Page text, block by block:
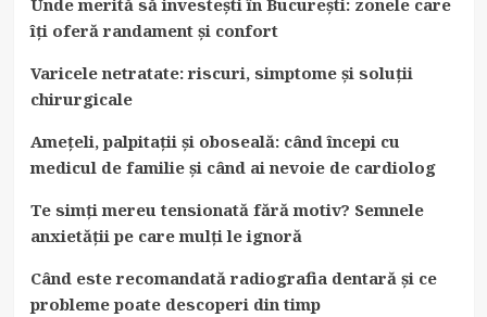
Unde merită să investești în București: zonele care
îți oferă randament și confort
Varicele netratate: riscuri, simptome și soluții
chirurgicale
Amețeli, palpitații și oboseală: când începi cu
medicul de familie și când ai nevoie de cardiolog
Te simți mereu tensionată fără motiv? Semnele
anxietății pe care mulți le ignoră
Când este recomandată radiografia dentară și ce
probleme poate descoperi din timp